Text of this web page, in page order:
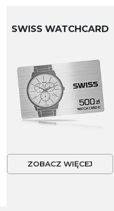
SWISS WATCHCARD
ZOBACZ WIĘCEJ